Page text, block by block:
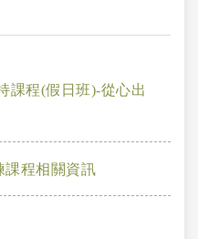
課程(假日班)-從心出
課程相關資訊